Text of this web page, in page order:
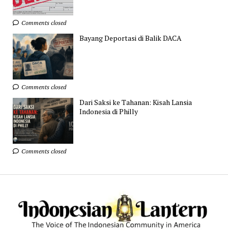
Comments closed
Bayang Deportasi di Balik DACA
Comments closed
Dari Saksi ke Tahanan: Kisah Lansia
Indonesia di Philly
Comments closed